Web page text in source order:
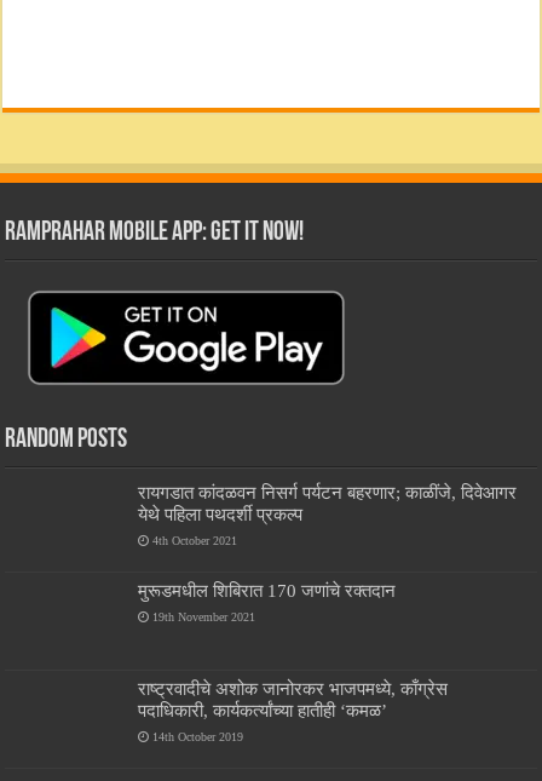
RamPrahar Mobile App: Get it Now!
Random Posts
रायगडात कांदळवन निसर्ग पर्यटन बहरणार; काळींजे, दिवेआगर
येथे पहिला पथदर्शी प्रकल्प
4th October 2021
मुरूडमधील शिबिरात 170 जणांचे रक्तदान
19th November 2021
राष्ट्रवादीचे अशोक जानोरकर भाजपमध्ये, काँग्रेस
पदाधिकारी, कार्यकर्त्यांच्या हातीही ‘कमळ’
14th October 2019